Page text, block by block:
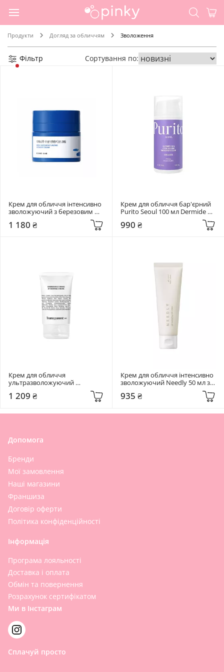
Продукти Догляд за обличчям Зволоження
Фільтр Сортування по:
Крем для обличчя інтенсивно
зволожуючий з березовим
соком Round Lab 50 мл Birch
Juice Moisturizing Intensive
1 180 ₴
Крем для обличчя бар'єрний
Purito Seoul 100 мл Dermide
990 ₴
Крем для обличчя
ультразволожуючий
Transparent Lab 50 мл Barrier
restoring
1 209 ₴
Крем для обличчя інтенсивно
зволожуючий Needly 50 мл з
Альбатрелус
935 ₴
Допомога
Бренди
Мої замовлення
Наші магазини
Франшиза
Договір оферти
Політика конфіденційності
Інформація
Програма лояльності
Доставка і оплата
Обмін та повернення
Розрахунок сертифікатом
Ми в Інстаграм
Сплачуй просто